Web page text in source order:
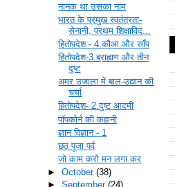
नानक था उसका नाम
भारत के प्रमुख स्वतंत्रता-
सेनानी, प्रथम शिक्षाविद्...
हितोपदेश - 4.कौआ और साँप
हितोपदेश-3.ब्राह्मण और तीन
दुष्ट
अमर उजाला में बाल-उद्यान की
चर्चा
हितोपदेश- 2.दुष्ट आदमी
पॉपकोर्न की कहानी
ज्ञान विज्ञान - 1
छठ पूजा पर्व
जो काम करो मन लगा कर
► October (38)
► September (24)